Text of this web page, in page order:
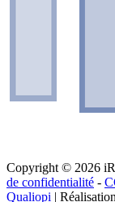
Copyright © 2026
de confidentialité -
Qualiopi |